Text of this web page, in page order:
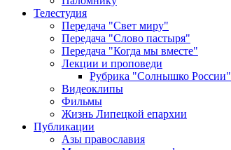
Телестудия
Передача "Свет миру"
Передача "Слово пастыря"
Передача "Когда мы вместе"
Лекции и проповеди
Рубрика "Солнышко России"
Видеоклипы
Фильмы
Жизнь Липецкой епархии
Публикации
Азы православия